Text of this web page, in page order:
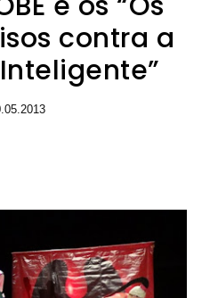
contra a